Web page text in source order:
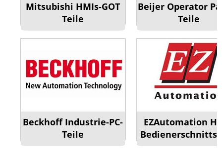
Mitsubishi HMIs-GOT
Teile
Beijer Operator
Teile
Beckhoff Industrie-PC-
Teile
EZAutomation